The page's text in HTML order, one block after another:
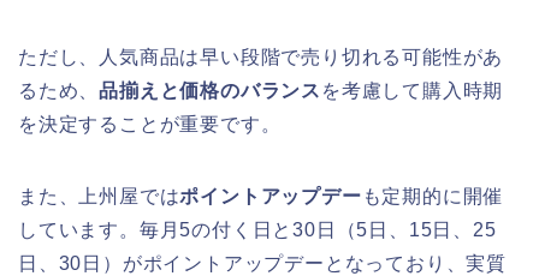
ただし、人気商品は早い段階で売り切れる可能性があ
るため、品揃えと価格のバランス を考慮して購入時期
を決定することが重要です。
また、上州屋ではポイントアップデー も定期的に開催
しています。毎月5の付く日と30日（5日、15日、25
日、30日）がポイントアップデーとなっており、実質